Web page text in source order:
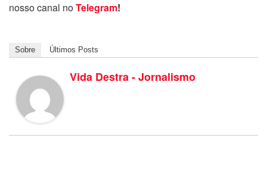
nosso canal noTelegram!
Sobre Últimos Posts
Vida Destra - Jornalismo